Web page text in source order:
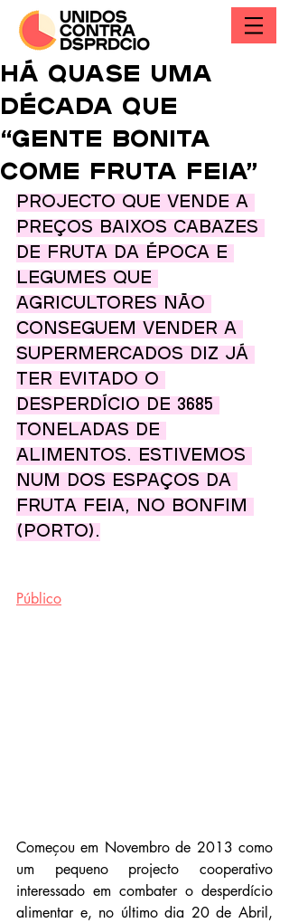
Há quase uma
década que
“gente bonita
come fruta feia”
Projecto que vende a
preços baixos cabazes
de fruta da época e
legumes que
agricultores não
conseguem vender a
supermercados diz já
ter evitado o
desperdício de 3685
toneladas de
alimentos. Estivemos
num dos espaços da
Fruta Feia, no Bonfim
(Porto).
Público
Começou em Novembro de 2013 como
um pequeno projecto cooperativo
interessado em combater o desperdício
alimentar e, no último dia 20 de Abril,